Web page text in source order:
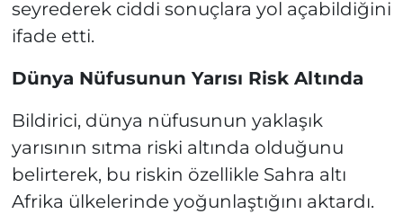
seyrederek ciddi sonuçlara yol açabildiğini
ifade etti.
Dünya Nüfusunun Yarısı Risk Altında
Bildirici, dünya nüfusunun yaklaşık
yarısının sıtma riski altında olduğunu
belirterek, bu riskin özellikle Sahra altı
Afrika ülkelerinde yoğunlaştığını aktardı.